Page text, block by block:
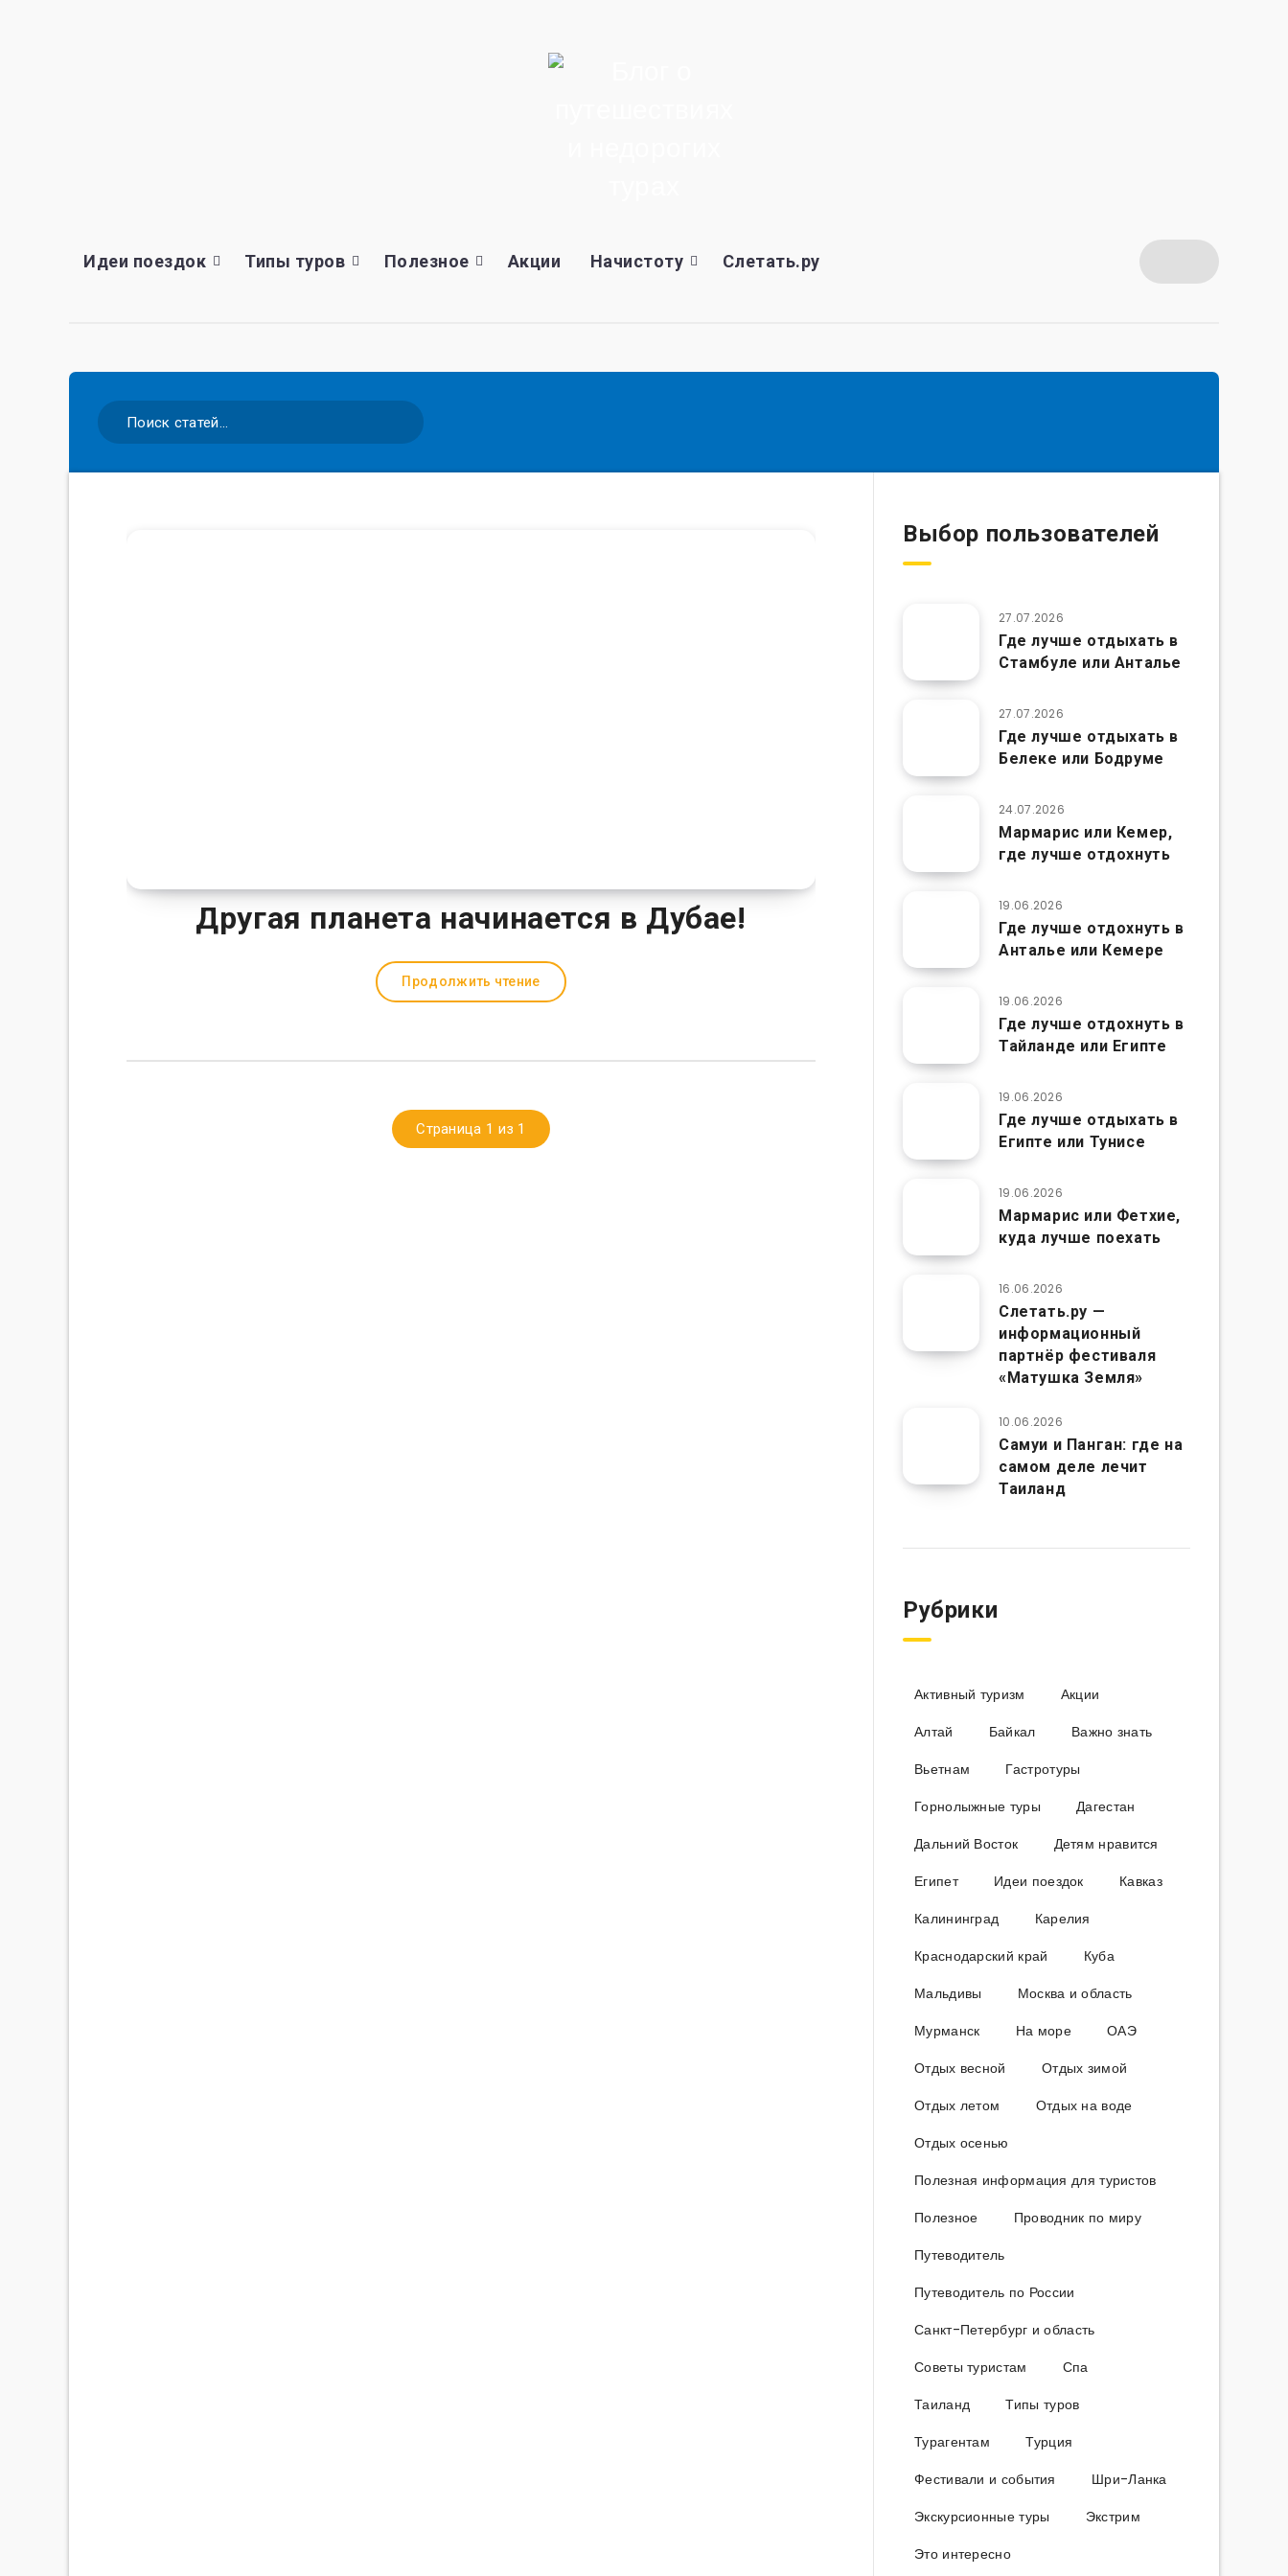
Идеи поездок Типы туров Полезное Акции Начистоту Слетать.ру
Другая планета начинается в Дубае!
Продолжить чтение
Страница 1 из 1
Выбор пользователей
27.07.2026
Где лучше отдыхать в
Стамбуле или Анталье
27.07.2026
Где лучше отдыхать в
Белеке или Бодруме
24.07.2026
Мармарис или Кемер,
где лучше отдохнуть
19.06.2026
Где лучше отдохнуть в
Анталье или Кемере
19.06.2026
Где лучше отдохнуть в
Тайланде или Египте
19.06.2026
Где лучше отдыхать в
Египте или Тунисе
19.06.2026
Мармарис или Фетхие,
куда лучше поехать
16.06.2026
Слетать.ру —
информационный
партнёр фестиваля
«Матушка Земля»
10.06.2026
Самуи и Панган: где на
самом деле лечит
Таиланд
Рубрики
Активный туризм
Акции
Алтай
Байкал
Важно знать
Вьетнам
Гастротуры
Горнолыжные туры
Дагестан
Дальний Восток
Детям нравится
Египет
Идеи поездок
Кавказ
Калининград
Карелия
Краснодарский край
Куба
Мальдивы
Москва и область
Мурманск
На море
ОАЭ
Отдых весной
Отдых зимой
Отдых летом
Отдых на воде
Отдых осенью
Полезная информация для туристов
Полезное
Проводник по миру
Путеводитель
Путеводитель по России
Санкт-Петербург и область
Советы туристам
Спа
Таиланд
Типы туров
Турагентам
Турция
Фестивали и события
Шри-Ланка
Экскурсионные туры
Экстрим
Это интересно